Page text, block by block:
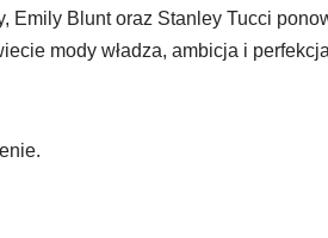
Emily Blunt oraz Stanley Tucci
mody władza, ambicja i